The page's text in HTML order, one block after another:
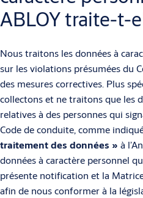
ABLOY traite-t-
Nous traitons les données à
sur les violations présumées du
des mesures correctives. Plus
collectons et ne traitons que les
relatives à des personnes qui
Code de conduite, comme
traitement des données » à
données à caractère personnel
présente notification et la
afin de nous conformer à la